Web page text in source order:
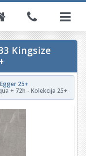
Kingsize
25+
+ 72h - Kolekcija 25+